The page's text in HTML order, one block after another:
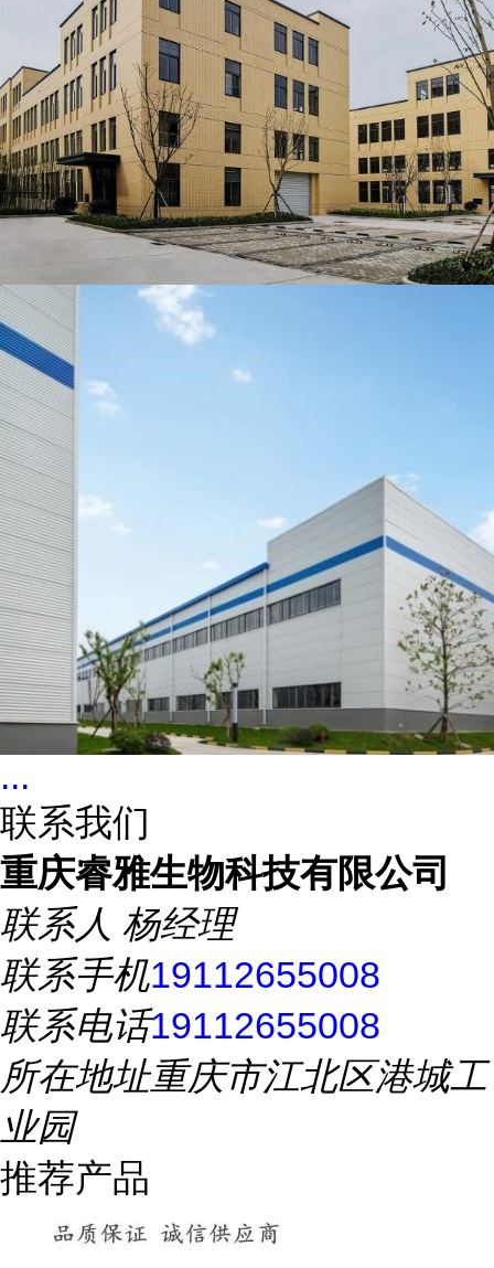
...
联系我们
重庆睿雅生物科技有限公司
联系人 杨经理
联系手机19112655008
联系电话19112655008
所在地址重庆市江北区港城工
业园
推荐产品